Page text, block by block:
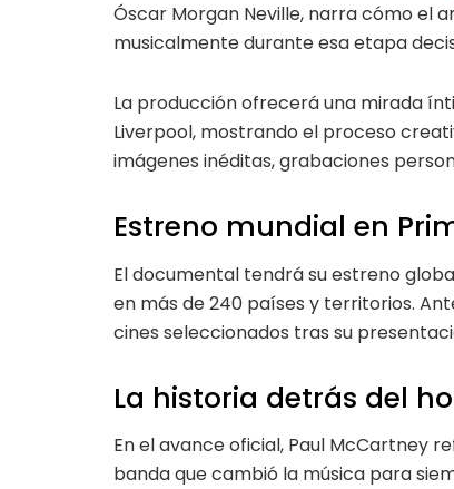
Óscar Morgan Neville, narra cómo el
musicalmente durante esa etapa
La producción ofrecerá una mirada
Liverpool, mostrando el proceso
imágenes inéditas, grabaciones
Estreno mundial en
El documental tendrá su estreno
en más de 240 países y territorios.
cines seleccionados tras su
La historia detrás del
En el avance oficial, Paul McCartney
banda que cambió la música para